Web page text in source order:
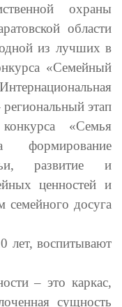
охраны
области
одной из лучших в
«Семейный
этап
«Семья
формирование
развитие и
ценностей и
досуга
лет, воспитывают
– это каркас,
сущность